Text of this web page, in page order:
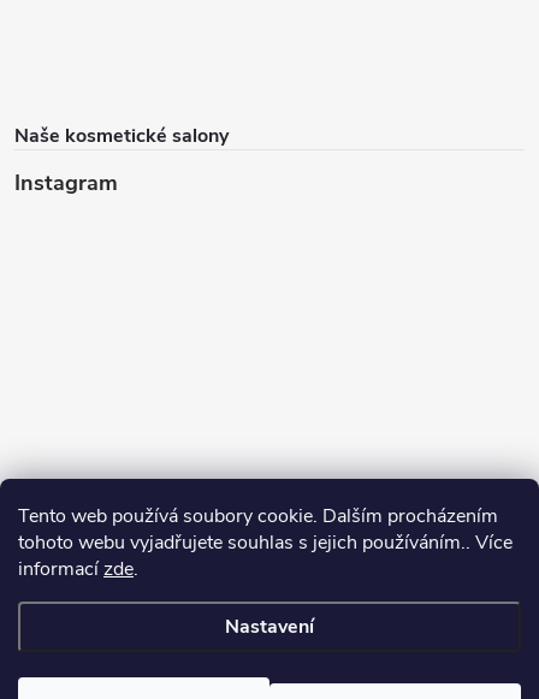
Tento web používá soubory cookie. Dalším procházením
tohoto webu vyjadřujete souhlas s jejich používáním.. Více
informacízde.
Nastavení
Naše kosmetické salony
Instagram
Kosmetikovna